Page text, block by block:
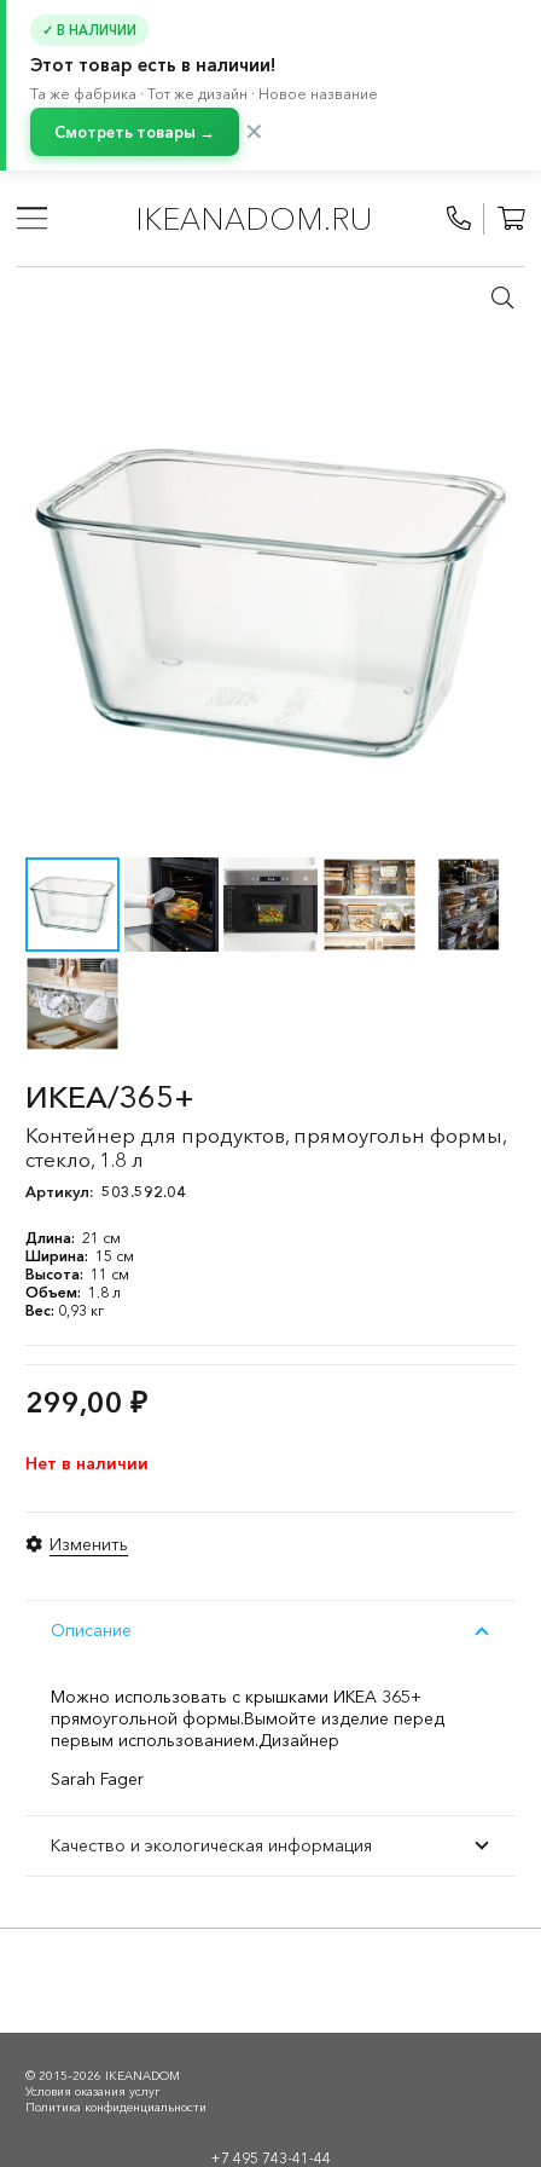
✓ В НАЛИЧИИ
Этот товар есть в наличии!
Та же фабрика · Тот же дизайн · Новое название
Смотреть товары → ✕
IKEANADOM.RU
Контейнеры и емкости для хранения продуктов
Контейнеры для продуктов
ИКЕА/365+
Контейнер для продуктов, прямоугольн формы,
стекло, 1.8 л
Артикул: 503.592.04
Длина: 21 см
Ширина: 15 см
Высота: 11 см
Объем: 1.8 л
Вес: 0,93 кг
299,00 ₽
Нет в наличии
Изменить
Описание
Можно использовать с крышками ИКЕА 365+
прямоугольной формы.Вымойте изделие перед
первым использованием.Дизайнер
Sarah Fager
Качество и экологическая информация
© 2015–2026 IKEANADOM
Условия оказания услуг
Политика конфиденциальности
+7 495 743-41-44